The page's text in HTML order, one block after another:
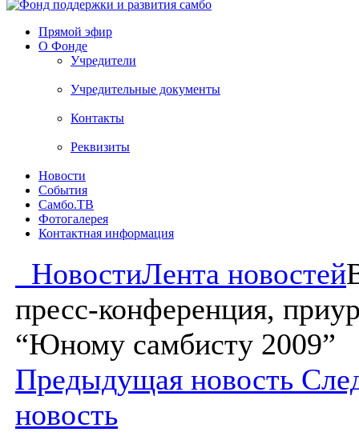
Прямой эфир
О Фонде
Учредители
Учредительные документы
Контакты
Реквизиты
Новости
События
Самбо.ТВ
Фотогалерея
Контактная информация
НовостиЛента новостей
пресс-конференция,
“Юному самбисту 2009”
Предыдущая новость
новость